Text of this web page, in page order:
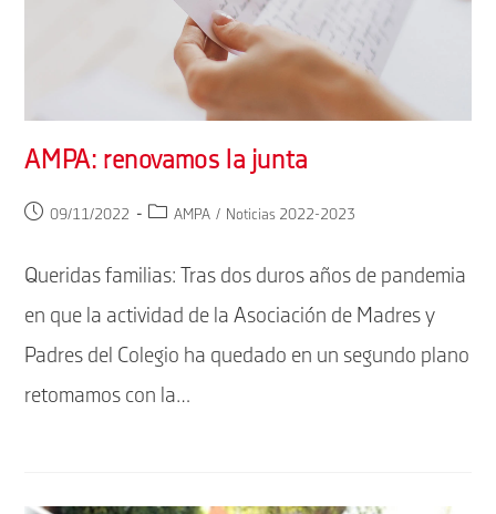
AMPA: renovamos la junta
Publicación
entrada:
09/11/2022
Categoría
entrada:
AMPA / Noticias 2022-2023
Queridas familias: Tras dos duros años de pandemia
en que la actividad de la Asociación de Madres y
Padres del Colegio ha quedado en un segundo plano
retomamos con la…